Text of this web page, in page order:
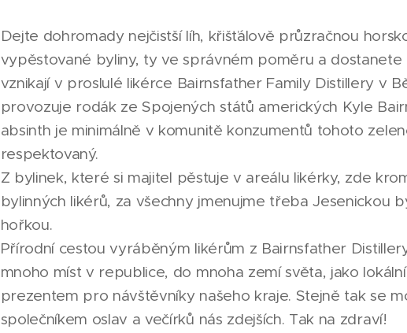
Dejte dohromady nejčistší líh, křišťálově průzračnou
vypěstované byliny, ty ve správném poměru a
vznikají v proslulé likérce Bairnsfather Family Distillery v
provozuje rodák ze Spojených států amerických Kyle
absinth je minimálně v komunitě konzumentů tohoto
respektovaný.
Z bylinek, které si majitel pěstuje v areálu likérky, zde
bylinných likérů, za všechny jmenujme třeba Jesenickou
hořkou.
Přírodní cestou vyráběným likérům z Bairnsfather
mnoho míst v republice, do mnoha zemí světa, jako
prezentem pro návštěvníky našeho kraje. Stejně tak se
společníkem oslav a večírků nás zdejších. Tak na zdraví!